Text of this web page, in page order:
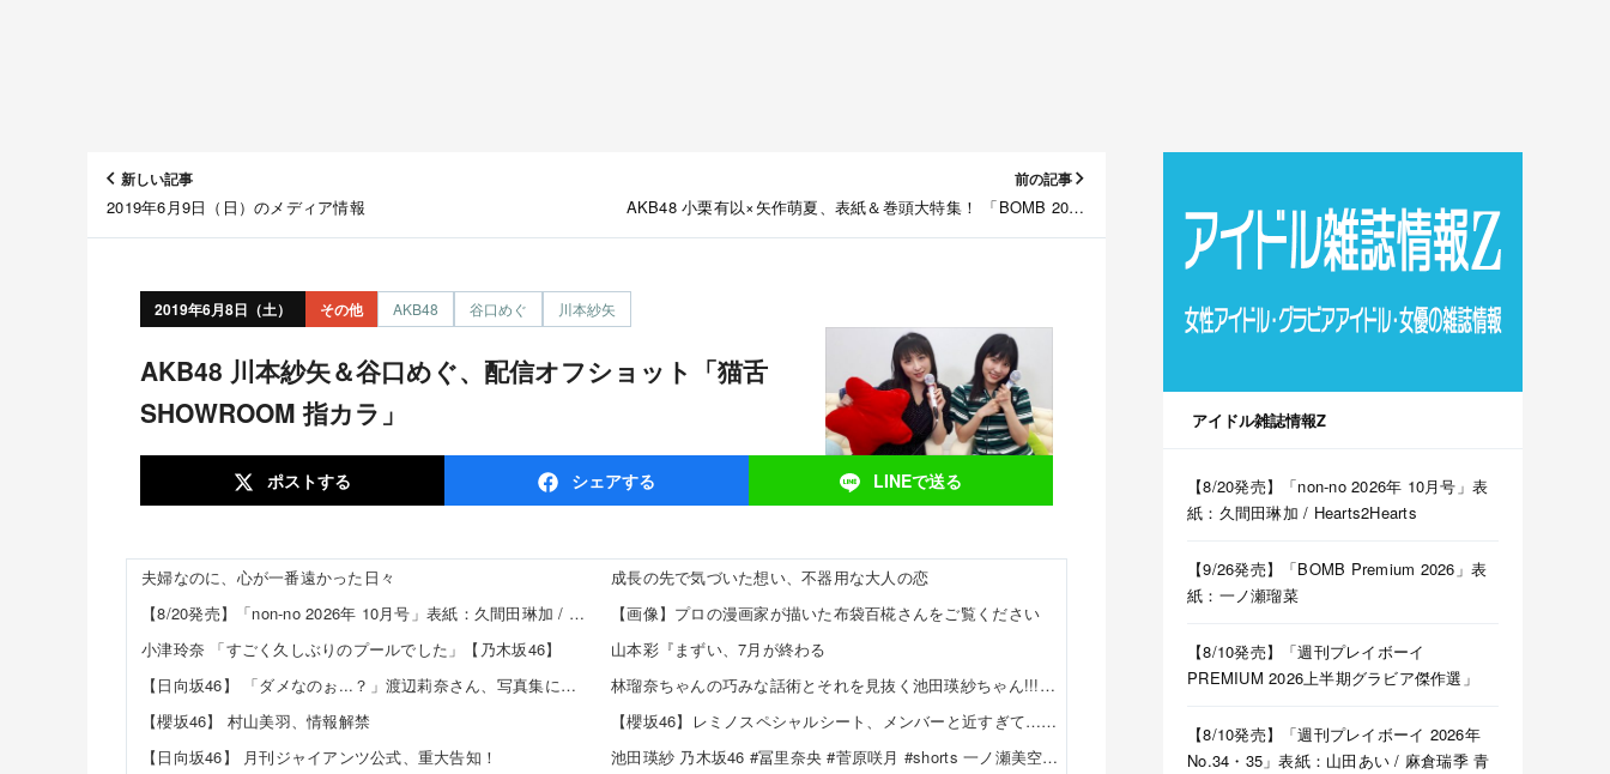
新しい記事
2019年6月9日（日）のメディア情報
前の記事
AKB48 小栗有以×矢作萌夏、表紙＆巻頭大特集！ 「BOMB 2019
2019年6月8日（土） その他 AKB48 谷口めぐ 川本紗矢
AKB48 川本紗矢＆谷口めぐ、配信オフショット「猫舌
SHOWROOM 指カラ」
ポストする シェアする LINEで送る
夫婦なのに、心が一番遠かった日々
【8/20発売】「non-no 2026年 10月号」表紙：久間田琳加 / Hearts2Hearts
小津玲奈 「すごく久しぶりのプールでした」【乃木坂46】
【日向坂46】 「ダメなのぉ...？」渡辺莉奈さん、写真集に興味津々
【櫻坂46】 村山美羽、情報解禁
【日向坂46】 月刊ジャイアンツ公式、重大告知！
成長の先で気づいた想い、不器用な大人の恋
【画像】プロの漫画家が描いた布袋百椛さんをご覧ください
山本彩『まずい、7月が終わる
林瑠奈ちゃんの巧みな話術とそれを見抜く池田瑛紗ちゃん!!!【乃木坂46】
【櫻坂46】レミノスペシャルシート、メンバーと近すぎて…【全国ツアー2026】
池田瑛紗 乃木坂46 #冨里奈央 #菅原咲月 #shorts 一ノ瀬美空 五百城茉央 瀬戸口心月 奥の反応まとめ
アイドル雑誌情報Z
【8/20発売】「non-no 2026年 10月号」表
紙：久間田琳加 / Hearts2Hearts
【9/26発売】「BOMB Premium 2026」表
紙：一ノ瀬瑠菜
【8/10発売】「週刊プレイボーイ
PREMIUM 2026上半期グラビア傑作選」
【8/10発売】「週刊プレイボーイ 2026年
No.34・35」表紙：山田あい / 麻倉瑞季 青